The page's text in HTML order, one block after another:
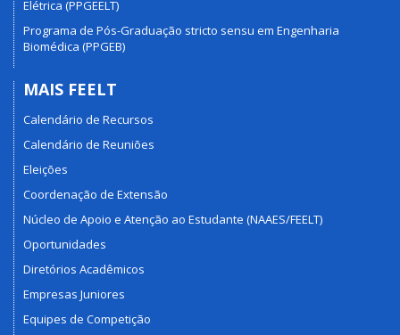
Elétrica (PPGEELT)
Programa de Pós-Graduação stricto sensu em Engenharia
Biomédica (PPGEB)
MAIS FEELT
Calendário de Recursos
Calendário de Reuniões
Eleições
Coordenação de Extensão
Núcleo de Apoio e Atenção ao Estudante (NAAES/FEELT)
Oportunidades
Diretórios Acadêmicos
Empresas Juniores
Equipes de Competição